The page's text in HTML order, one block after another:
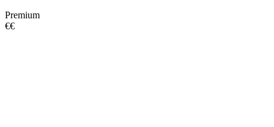
Premium
€€